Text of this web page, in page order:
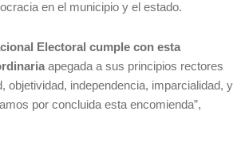
en el municipio y el estado.
Electoral cumple con esta
apegada a sus principios rectores
objetividad, independencia, imparcialidad, y
por concluida esta encomienda”,